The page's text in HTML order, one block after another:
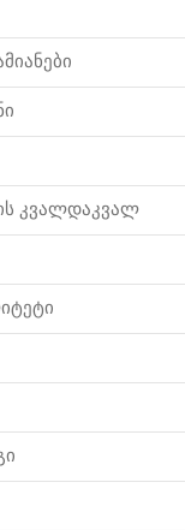
კვალდაკვალ